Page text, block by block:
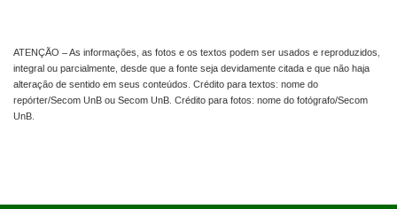
ATENÇÃO – As informações, as fotos e os textos podem ser usados e reproduzidos,
integral ou parcialmente, desde que a fonte seja devidamente citada e que não haja
alteração de sentido em seus conteúdos. Crédito para textos: nome do
repórter/Secom UnB ou Secom UnB. Crédito para fotos: nome do fotógrafo/Secom
UnB.